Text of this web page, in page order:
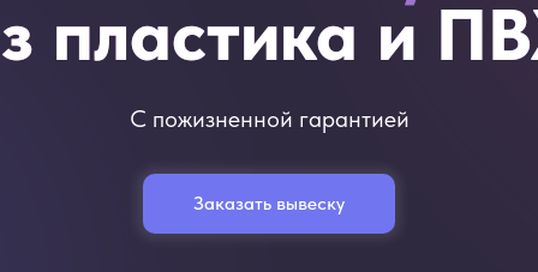
пластика и
Заказать вывеску
С пожизненной гарантией